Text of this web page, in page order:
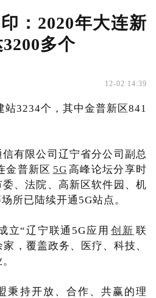
：2020年大连新
多个
12-02 14:39
站3234个，其中金普新区841
有限公司辽宁省分公司副总
金普新区 5G 高峰论坛分享时
、法院、高新区软件园、机
所已陆续开通5G站点。
立“辽宁联通5G应用 创新 联
，覆盖政务、医疗、科技、
秉持开放、合作、共赢的理